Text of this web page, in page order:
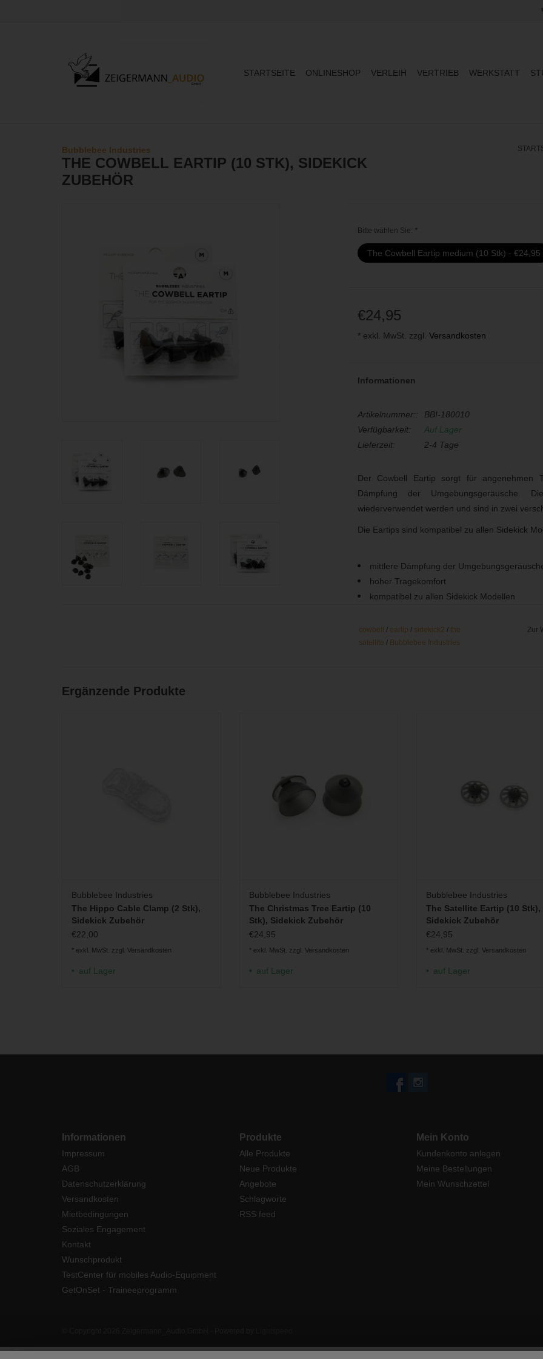
STARTSEITE ONLINESHOP VERLEIH VERTRIEB WERKSTATT
Bubblebee Industries
THE COWBELL EARTIP (10 STK), SIDEKICK
ZUBEHÖR
Bitte wählen Sie: *
The Cowbell Eartip medium (10 Stk) - €24,95
€24,95
* exkl. MwSt. zzgl. Versandkosten
Informationen
Artikelnummer::
BBI-180010
Verfügbarkeit:
Auf Lager
Lieferzeit:
2-4 Tage
Der Cowbell Eartip sorgt für angenehmen
Dämpfung der Umgebungsgeräusche.
wiederverwendet werden und sind in zwei
Die Eartips sind kompatibel zu allen Sidekick
mittlere Dämpfung der
hoher Tragekomfort
kompatibel zu allen Sidekick Modellen
cowbell / eartip / sidekick2 /the
satellite / Bubblebee Industries
Zur
Ergänzende Produkte
Bubblebee Industries
The Hippo Cable Clamp (2 Stk),
Sidekick Zubehör
€22,00
* exkl. MwSt. zzgl. Versandkosten
auf Lager
Bubblebee Industries
The Christmas Tree Eartip (10
Stk), Sidekick Zubehör
€24,95
* exkl. MwSt. zzgl. Versandkosten
auf Lager
Bubblebee Industries
The Satellite Eartip (10 Stk),
Sidekick Zubehör
€24,95
* exkl. MwSt. zzgl. Versandkosten
auf Lager
Informationen
Impressum
AGB
Datenschutzerklärung
Versandkosten
Mietbedingungen
Soziales Engagement
Kontakt
Wunschprodukt
TestCenter für mobiles Audio-Equipment
GetOnSet - Traineeprogramm
Produkte
Alle Produkte
Neue Produkte
Angebote
Schlagworte
RSS feed
Mein Konto
Kundenkonto anlegen
Meine Bestellungen
Mein Wunschzettel